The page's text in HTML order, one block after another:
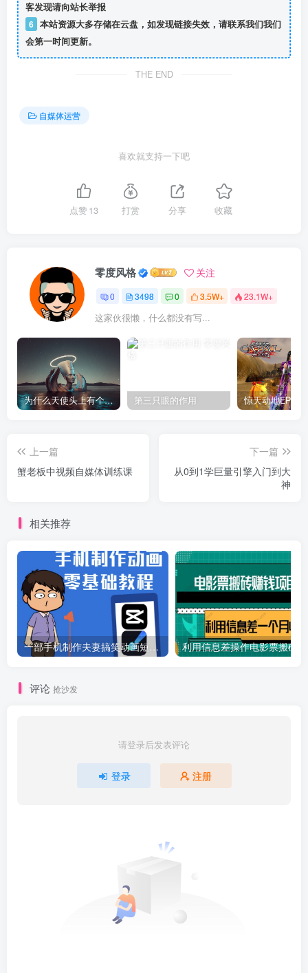
客发现请向站长举报
6 本站资源大多存储在云盘，如发现链接失效，请联系我们我们
会第一时间更新。
THE END
自媒体运营
喜欢就支持一下吧
点赞13 打赏 分享 收藏
零度风格 关注
0 3498 0 3.5W+ 23.1W+
这家伙很懒，什么都没有写...
为什么天使头上有个圈？ 第三只眼的作用
上一篇
蟹老板中视频自媒体训练课
下一篇
从0到1学巨量引擎入门到大
神
相关推荐
一部手机制作夫妻搞笑动画短视频教程，零基础也能快速上手
评论 抢沙发
请登录后发表评论
登录 注册